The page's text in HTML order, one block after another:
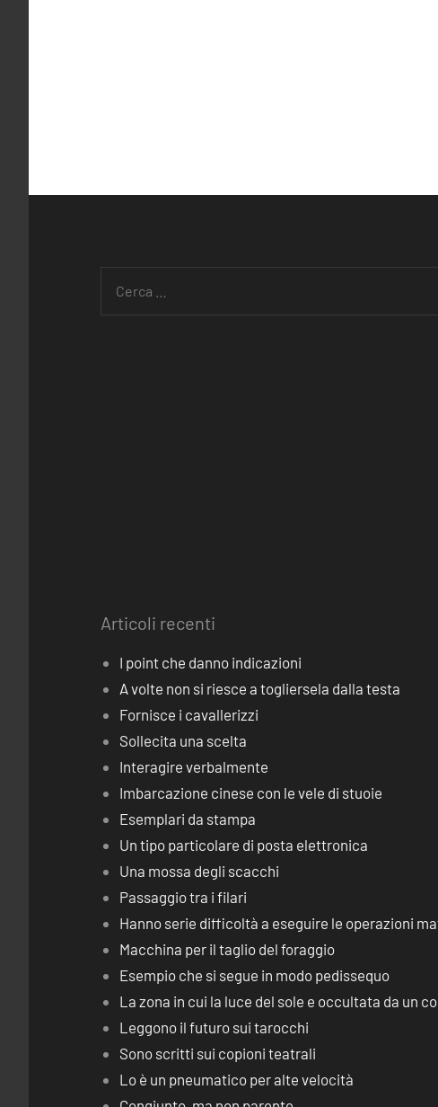
Articoli recenti
I point che danno indicazioni
A volte non si riesce a togliersela dalla testa
Fornisce i cavallerizzi
Sollecita una scelta
Interagire verbalmente
Imbarcazione cinese con le vele di stuoie
Esemplari da stampa
Un tipo particolare di posta elettronica
Una mossa degli scacchi
Passaggio tra i filari
Hanno serie difficoltà a eseguire le operazioni
Macchina per il taglio del foraggio
Esempio che si segue in modo pedissequo
La zona in cui la luce del sole e occultata da un
Leggono il futuro sui tarocchi
Sono scritti sui copioni teatrali
Lo è un pneumatico per alte velocità